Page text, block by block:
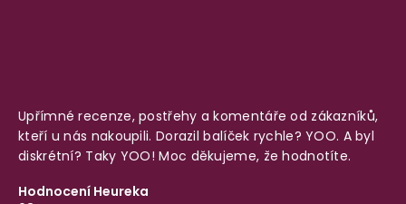
Upřímné recenze, postřehy a komentáře od zákazníků,
kteří u nás nakoupili. Dorazil balíček rychle? YOO. A byl
diskrétní? Taky YOO! Moc děkujeme, že hodnotíte.
Hodnocení Heureka